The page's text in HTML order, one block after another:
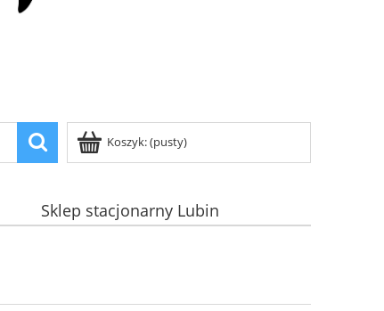
Koszyk:(pusty)
Sklep stacjonarny Lubin